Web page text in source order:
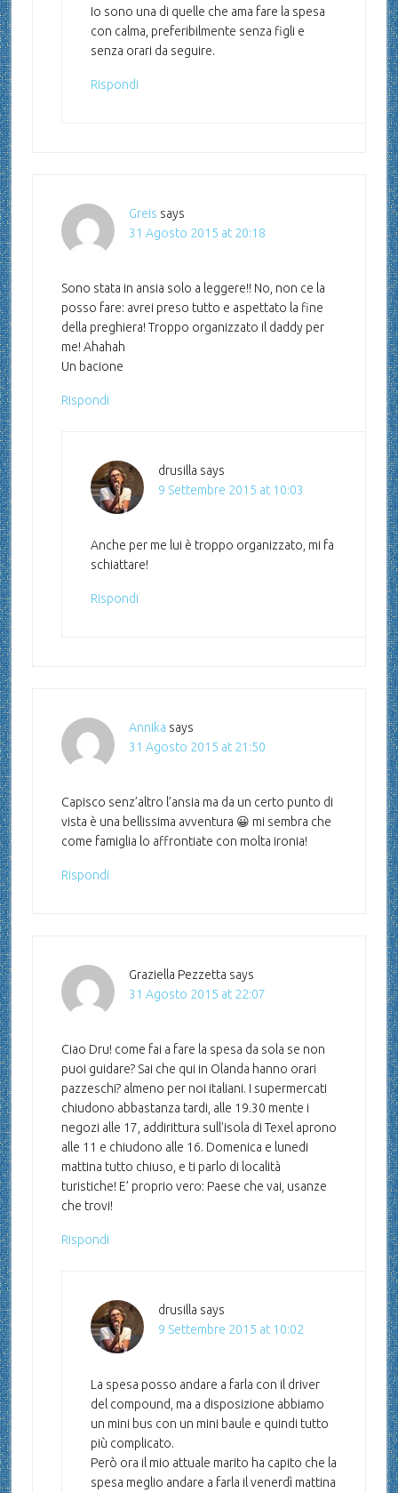
Io sono una di quelle che ama fare la spesa
con calma, preferibilmente senza figli e
senza orari da seguire.
Rispondi
Greis says
31 Agosto 2015 at 20:18
Sono stata in ansia solo a leggere!! No, non ce la
posso fare: avrei preso tutto e aspettato la fine
della preghiera! Troppo organizzato il daddy per
me! Ahahah
Un bacione
Rispondi
drusilla says
9 Settembre 2015 at 10:03
Anche per me lui è troppo organizzato, mi fa
schiattare!
Rispondi
Annika says
31 Agosto 2015 at 21:50
Capisco senz’altro l’ansia ma da un certo punto di
vista è una bellissima avventura 😀 mi sembra che
come famiglia lo affrontiate con molta ironia!
Rispondi
Graziella Pezzetta says
31 Agosto 2015 at 22:07
Ciao Dru! come fai a fare la spesa da sola se non
puoi guidare? Sai che qui in Olanda hanno orari
pazzeschi? almeno per noi italiani. I supermercati
chiudono abbastanza tardi, alle 19.30 mente i
negozi alle 17, addirittura sull’isola di Texel aprono
alle 11 e chiudono alle 16. Domenica e lunedi
mattina tutto chiuso, e ti parlo di località
turistiche! E’ proprio vero: Paese che vai, usanze
che trovi!
Rispondi
drusilla says
9 Settembre 2015 at 10:02
La spesa posso andare a farla con il driver
del compound, ma a disposizione abbiamo
un mini bus con un mini baule e quindi tutto
più complicato.
Però ora il mio attuale marito ha capito che la
spesa meglio andare a farla il venerdì mattina